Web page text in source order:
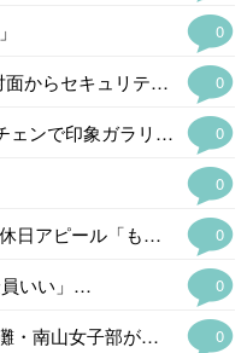
0
0
「ラヴ上等」シーズン2、初対面からセキュリティ発動
0
SixTONES田中樹、黒髪イメチェンで印象ガラリ会見
0
0
SixTONES田中樹、“いい男の休日アピール「もし違った見出しの媒体さんが…
0
員いい」…
0
高校囲碁全国大会、団体戦は灘・南山女子部が優勝